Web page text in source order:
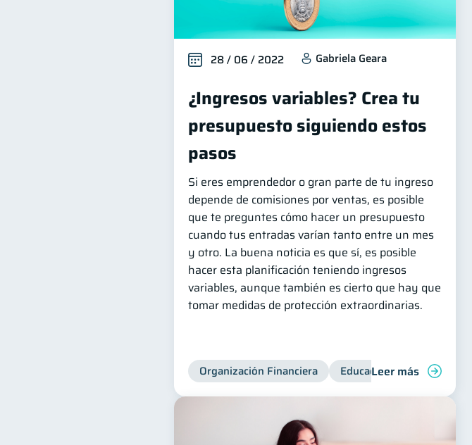
28 / 06 / 2022 Gabriela Geara
¿Ingresos variables? Crea tu
presupuesto siguiendo estos
pasos
Si eres emprendedor o gran parte de tu ingreso
depende de comisiones por ventas, es posible
que te preguntes cómo hacer un presupuesto
cuando tus entradas varían tanto entre un mes
y otro. La buena noticia es que sí, es posible
hacer esta planificación teniendo ingresos
variables, aunque también es cierto que hay que
tomar medidas de protección extraordinarias.
Organización Financiera Educación financiera
Leer más